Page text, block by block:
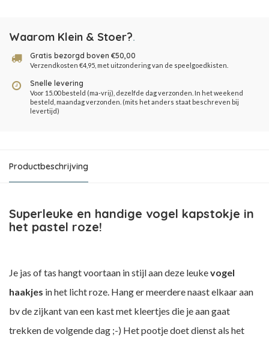
Waarom Klein & Stoer?.
Gratis bezorgd boven €50,00
Verzendkosten €4,95, met uitzondering van de speelgoedkisten.
Snelle levering
Voor 15.00 besteld (ma-vrij), dezelfde dag verzonden. In het weekend
besteld, maandag verzonden. (mits het anders staat beschreven bij
levertijd)
Productbeschrijving
Superleuke en handige vogel kapstokje in
het pastel roze!
Je jas of tas hangt voortaan in stijl aan deze leukevogel
haakjes in het licht roze. Hang er meerdere naast elkaar aan
bv de zijkant van een kast met kleertjes die je aan gaat
trekken de volgende dag ;-) Het pootje doet dienst als het